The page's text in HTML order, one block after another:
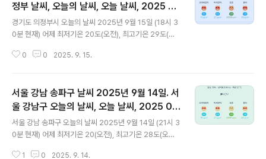
정부 날씨, 오늘의 날씨, 오늘 날씨, 2025 09
15, 초미세먼지, 미세먼지, 황사, 자외선
경기도 의정부시 오늘의 날씨 2025년 9월 15일 (18시 3
0분 현재) 어제 최저기온 20도(오전), 최고기온 29도(오
제보다 1도 낮은 최저기온이고 어제와 같은 최고기온입니
4시 - 15시 하루 중 최고기온입니다 * 눈비 올 확률은
위 이미지에서 시간별 기상 상태 참조 대기상황 공기
질은어제 초미세먼지 좋음 = 14 ㎍/m³ 미세먼지는 좋음
= 19 ㎍/m³ 황사는 보통 = 24 ㎍/m³ 자외선 (오후) =
보통 오늘 초미세먼지 좋음 = 11 ㎍/m³ 미세먼지는 좋음
= 21 ㎍/m³ 황사..
0 0 2025. 9. 15.
서울 강남 송파구 날씨 2025년 9월 14일. 서
울 강남구 오늘의 날씨, 오늘 날씨, 2025 09
14, 초미세먼지, 미세먼지, 황사, 자외선
서울 강남 송파구 오늘의 날씨 2025년 9월 14일 (21시 3
0분 현재) 어제 최저기온 20(오전), 최고기온 28도(오후)
1 0 2025. 9. 14.